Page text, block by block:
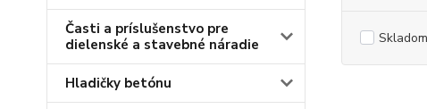
Časti a príslušenstvo pre
dielenské a stavebné náradie
Hladičky betónu
Skladom